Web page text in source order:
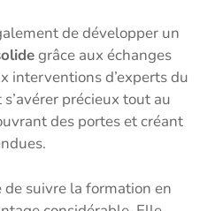
de développer un
grâce aux échanges
interventions d’experts du
précieux tout au
des portes et créant
suivre la formation en